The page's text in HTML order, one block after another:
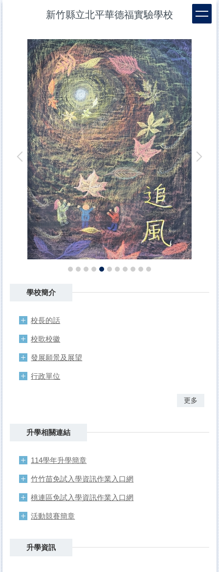
新竹縣立北平華德福實驗學校
學校簡介
校長的話
校歌校徽
發展願景及展望
行政單位
更多
升學相關連結
114學年升學簡章
竹竹苗免試入學資訊作業入口網
桃連區免試入學資訊作業入口網
活動競賽簡章
升學資訊